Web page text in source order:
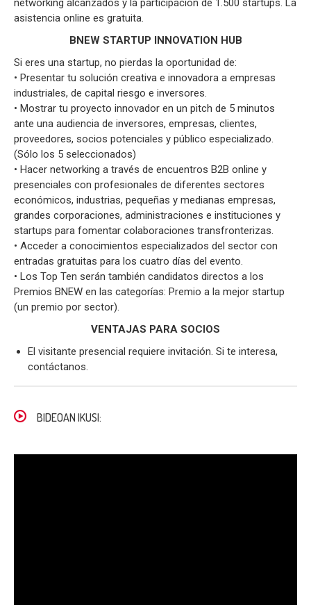
networking alcanzados y la participación de 1.500 startups. La
asistencia online es gratuita.
BNEW STARTUP INNOVATION HUB
Si eres una startup, no pierdas la oportunidad de:
• Presentar tu solución creativa e innovadora a empresas
industriales, de capital riesgo e inversores.
• Mostrar tu proyecto innovador en un pitch de 5 minutos
ante una audiencia de inversores, empresas, clientes,
proveedores, socios potenciales y público especializado.
(Sólo los 5 seleccionados)
• Hacer networking a través de encuentros B2B online y
presenciales con profesionales de diferentes sectores
económicos, industrias, pequeñas y medianas empresas,
grandes corporaciones, administraciones e instituciones y
startups para fomentar colaboraciones transfronterizas.
• Acceder a conocimientos especializados del sector con
entradas gratuitas para los cuatro días del evento.
• Los Top Ten serán también candidatos directos a los
Premios BNEW en las categorías: Premio a la mejor startup
(un premio por sector).
VENTAJAS PARA SOCIOS
El visitante presencial requiere invitación. Si te interesa,
contáctanos.
BIDEOAN IKUSI: